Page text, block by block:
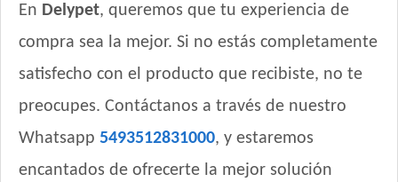
En Delypet, queremos que tu experiencia de
compra sea la mejor. Si no estás completamente
satisfecho con el producto que recibiste, no te
preocupes. Contáctanos a través de nuestro
Whatsapp 5493512831000, y estaremos
encantados de ofrecerte la mejor solución